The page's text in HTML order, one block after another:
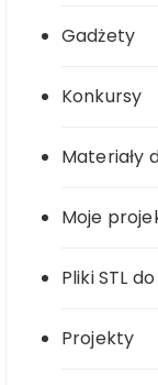
Gadżety
Konkursy
Materiały
Moje
Pliki STL
Projekty